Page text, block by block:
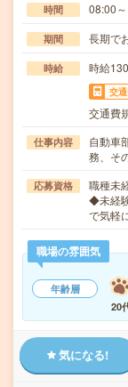
時間 08:00
期間 長期で
時給 時給
交
交通費
仕事内容
自動車
務、そ
応募資格
職種未
◆未経
で気軽
職場の雰囲気
年齢層
20
気になる!